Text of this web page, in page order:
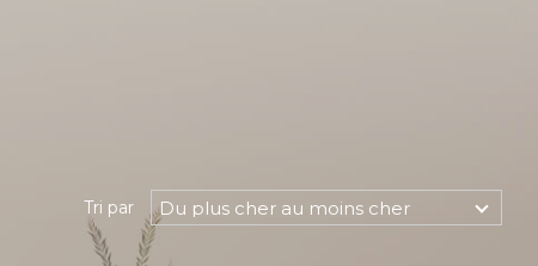
Tri par Du plus cher au moins cher